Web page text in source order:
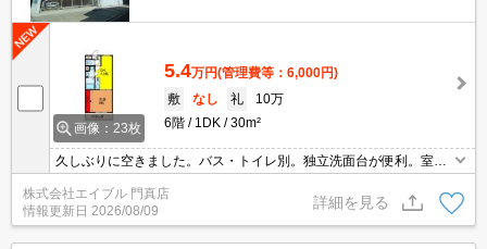
画像：23枚
5.4万円(管理費等：6,000円)
敷
なし 礼
10万
6階
1DK 30m²
久しぶりに空きました。バス・トイレ別。独立洗面台が便利。室内
に洗濯機置場あり。最寄り駅まで徒歩5分！。ぜひお問い合わせく
ださい!。
株式会社エイブル 門真店
情報更新日 2026/08/09
詳細を見る